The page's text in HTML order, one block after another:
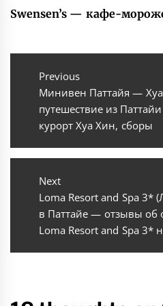
Swensen’s — кафе-
Навигация
записям
Previous
Previous
post:
Минивен Паттайя —
путешествие из
курорт Хуа Хин, сборы
Next
Next
post:
Loma Resort and Spa 3*
в Паттайе — отзывы об
Loma Resort and Spa 3*